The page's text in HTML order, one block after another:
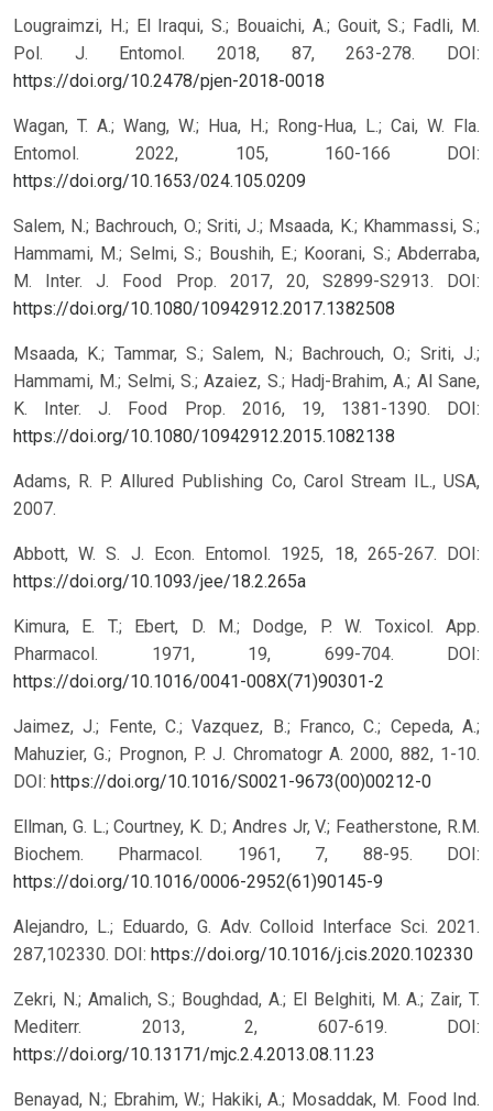
Lougraimzi, H.; El Iraqui, S.; Bouaichi, A.; Gouit, S.; Fadli, M.
Pol. J. Entomol. 2018, 87, 263-278. DOI:
https://doi.org/10.2478/pjen-2018-0018
Wagan, T. A.; Wang, W.; Hua, H.; Rong-Hua, L.; Cai, W. Fla.
Entomol. 2022, 105, 160-166 DOI:
https://doi.org/10.1653/024.105.0209
Salem, N.; Bachrouch, O.; Sriti, J.; Msaada, K.; Khammassi, S.;
Hammami, M.; Selmi, S.; Boushih, E.; Koorani, S.; Abderraba,
M. Inter. J. Food Prop. 2017, 20, S2899-S2913. DOI:
https://doi.org/10.1080/10942912.2017.1382508
Msaada, K.; Tammar, S.; Salem, N.; Bachrouch, O.; Sriti, J.;
Hammami, M.; Selmi, S.; Azaiez, S.; Hadj-Brahim, A.; Al Sane,
K. Inter. J. Food Prop. 2016, 19, 1381-1390. DOI:
https://doi.org/10.1080/10942912.2015.1082138
Adams, R. P. Allured Publishing Co, Carol Stream IL., USA,
2007.
Abbott, W. S. J. Econ. Entomol. 1925, 18, 265-267. DOI:
https://doi.org/10.1093/jee/18.2.265a
Kimura, E. T.; Ebert, D. M.; Dodge, P. W. Toxicol. App.
Pharmacol. 1971, 19, 699-704. DOI:
https://doi.org/10.1016/0041-008X(71)90301-2
Jaimez, J.; Fente, C.; Vazquez, B.; Franco, C.; Cepeda, A.;
Mahuzier, G.; Prognon, P. J. Chromatogr A. 2000, 882, 1-10.
DOI: https://doi.org/10.1016/S0021-9673(00)00212-0
Ellman, G. L.; Courtney, K. D.; Andres Jr, V.; Featherstone, R.M.
Biochem. Pharmacol. 1961, 7, 88-95. DOI:
https://doi.org/10.1016/0006-2952(61)90145-9
Alejandro, L.; Eduardo, G. Adv. Colloid Interface Sci. 2021.
287,102330. DOI: https://doi.org/10.1016/j.cis.2020.102330
Zekri, N.; Amalich, S.; Boughdad, A.; El Belghiti, M. A.; Zair, T.
Mediterr. 2013, 2, 607-619. DOI:
https://doi.org/10.13171/mjc.2.4.2013.08.11.23
Benayad, N.; Ebrahim, W.; Hakiki, A.; Mosaddak, M. Food Ind.